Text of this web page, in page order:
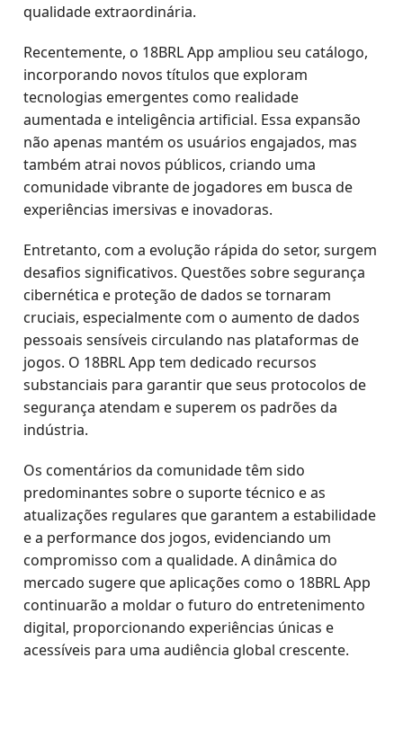
qualidade extraordinária.
Recentemente, o 18BRL App ampliou seu catálogo,
incorporando novos títulos que exploram
tecnologias emergentes como realidade
aumentada e inteligência artificial. Essa expansão
não apenas mantém os usuários engajados, mas
também atrai novos públicos, criando uma
comunidade vibrante de jogadores em busca de
experiências imersivas e inovadoras.
Entretanto, com a evolução rápida do setor, surgem
desafios significativos. Questões sobre segurança
cibernética e proteção de dados se tornaram
cruciais, especialmente com o aumento de dados
pessoais sensíveis circulando nas plataformas de
jogos. O 18BRL App tem dedicado recursos
substanciais para garantir que seus protocolos de
segurança atendam e superem os padrões da
indústria.
Os comentários da comunidade têm sido
predominantes sobre o suporte técnico e as
atualizações regulares que garantem a estabilidade
e a performance dos jogos, evidenciando um
compromisso com a qualidade. A dinâmica do
mercado sugere que aplicações como o 18BRL App
continuarão a moldar o futuro do entretenimento
digital, proporcionando experiências únicas e
acessíveis para uma audiência global crescente.